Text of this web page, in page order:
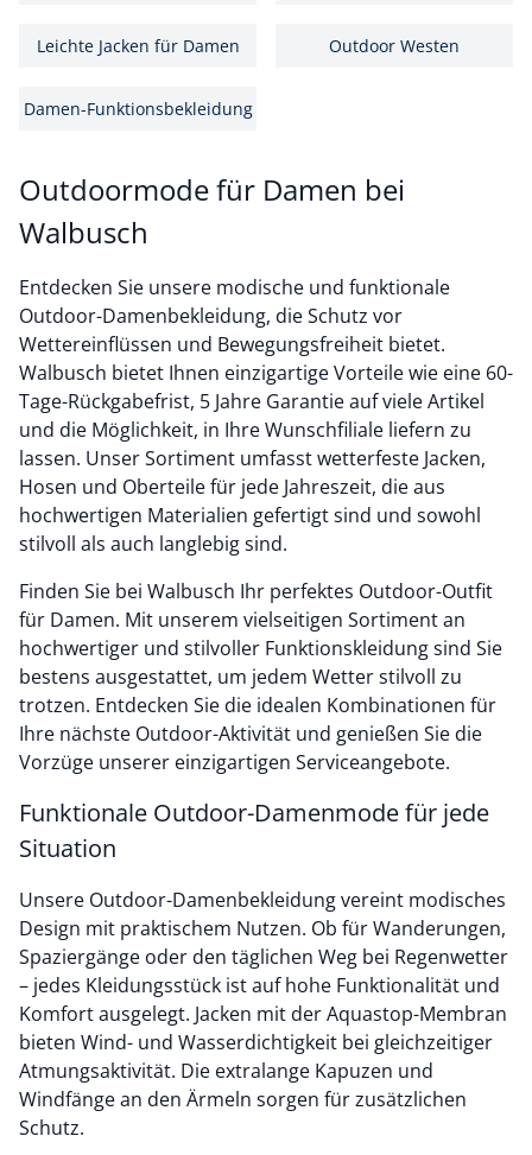
Leichte Jacken für Damen Outdoor Westen
Damen-Funktionsbekleidung
Outdoormode für Damen bei
Walbusch
Entdecken Sie unsere modische und funktionale
Outdoor-Damenbekleidung, die Schutz vor
Wettereinflüssen und Bewegungsfreiheit bietet.
Walbusch bietet Ihnen einzigartige Vorteile wie eine 60-
Tage-Rückgabefrist, 5 Jahre Garantie auf viele Artikel
und die Möglichkeit, in Ihre Wunschfiliale liefern zu
lassen. Unser Sortiment umfasst wetterfeste Jacken,
Hosen und Oberteile für jede Jahreszeit, die aus
hochwertigen Materialien gefertigt sind und sowohl
stilvoll als auch langlebig sind.
Finden Sie bei Walbusch Ihr perfektes Outdoor-Outfit
für Damen. Mit unserem vielseitigen Sortiment an
hochwertiger und stilvoller Funktionskleidung sind Sie
bestens ausgestattet, um jedem Wetter stilvoll zu
trotzen. Entdecken Sie die idealen Kombinationen für
Ihre nächste Outdoor-Aktivität und genießen Sie die
Vorzüge unserer einzigartigen Serviceangebote.
Funktionale Outdoor-Damenmode für jede
Situation
Unsere Outdoor-Damenbekleidung vereint modisches
Design mit praktischem Nutzen. Ob für Wanderungen,
Spaziergänge oder den täglichen Weg bei Regenwetter
– jedes Kleidungsstück ist auf hohe Funktionalität und
Komfort ausgelegt. Jacken mit der Aquastop-Membran
bieten Wind- und Wasserdichtigkeit bei gleichzeitiger
Atmungsaktivität. Die extralange Kapuzen und
Windfänge an den Ärmeln sorgen für zusätzlichen
Schutz.